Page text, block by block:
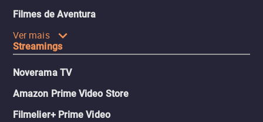
Filmes de Aventura
Ver mais
Streamings
Noverama TV
Amazon Prime Video Store
Filmelier+ Prime Video